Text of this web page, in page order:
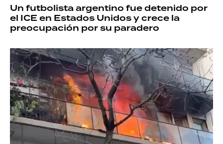
Un futbolista argentino fue detenido por
el ICE en Estados Unidos y crece la
preocupación por su paradero